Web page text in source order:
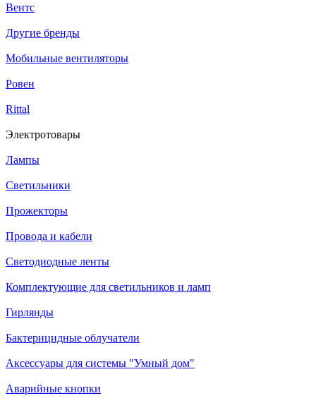
Вентс
Другие бренды
Мобильные вентиляторы
Ровен
Rittal
Электротовары
Лампы
Светильники
Прожекторы
Провода и кабели
Светодиодные ленты
Комплектующие для светильников и ламп
Гирлянды
Бактерицидные облучатели
Аксессуары для системы "Умный дом"
Аварийные кнопки